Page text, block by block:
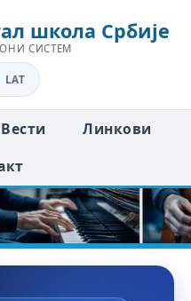
школа Србије
СИСТЕМ
LAT
Вести
Линкови